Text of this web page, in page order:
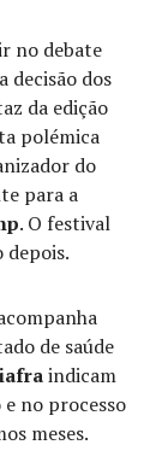
no debate
decisão dos
da edição
polémica
do
para a
. O festival
depois.
de saúde
indicam
no processo
meses.